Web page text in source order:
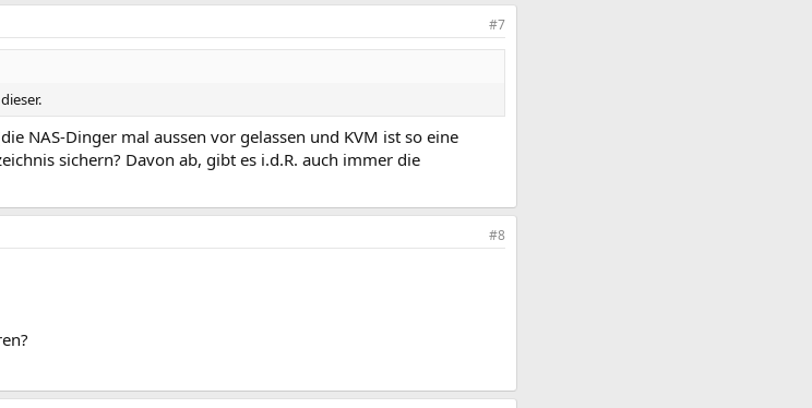
#7
NAS-Dinger mal aussen vor gelassen und KVM ist so eine
sichern? Davon ab, gibt es i.d.R. auch immer die
#8